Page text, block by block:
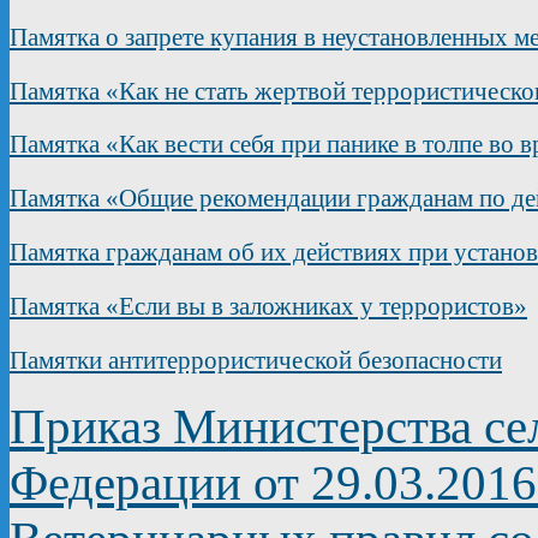
Памятка о запрете купания в неустановленных
Памятка «Как не стать жертвой
Памятка «Как вести себя при панике в толпе во
Памятка «Общие рекомендации гражданам по
Памятка гражданам об их действиях при
Памятка «Если вы в заложниках у террористов»
Памятки антитеррористической безопасности
Приказ Министерства
Федерации от